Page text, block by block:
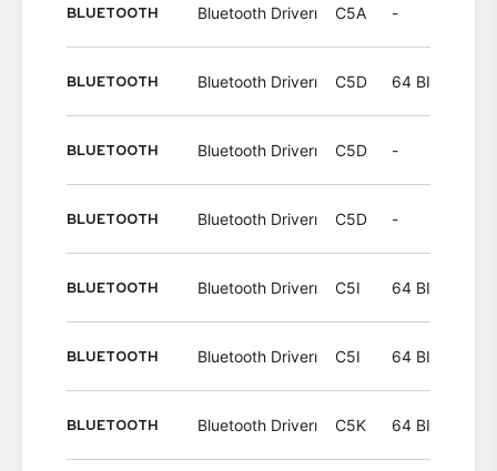
BLUETOOTH Bluetooth Driverı C5A -
BLUETOOTH Bluetooth Driverı C5D 64 BIT
BLUETOOTH Bluetooth Driverı C5D -
BLUETOOTH Bluetooth Driverı C5D -
BLUETOOTH Bluetooth Driverı C5I 64 BIT
BLUETOOTH Bluetooth Driverı C5I 64 BIT
BLUETOOTH Bluetooth Driverı C5K 64 BIT